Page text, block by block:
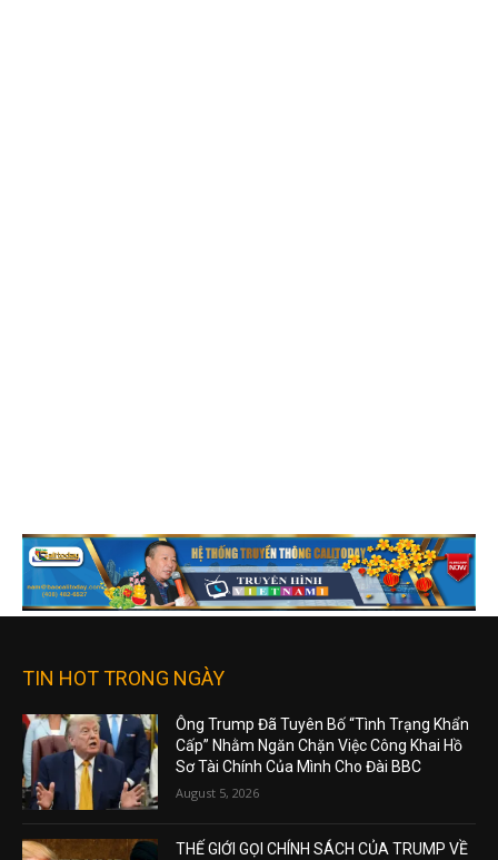
TIN HOT TRONG NGÀY
Ông Trump Đã Tuyên Bố “Tình Trạng Khẩn
Cấp” Nhằm Ngăn Chặn Việc Công Khai Hồ
Sơ Tài Chính Của Mình Cho Đài BBC
August 5, 2026
THẾ GIỚI GỌI CHÍNH SÁCH CỦA TRUMP VỀ